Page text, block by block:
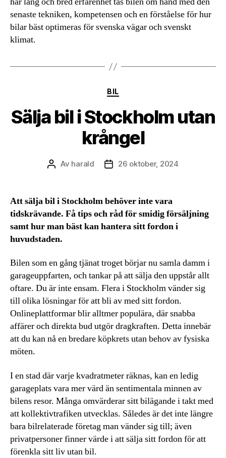
senaste tekniken, kompetensen och en förståelse för hur
bilar bäst optimeras för svenska vägar och svenskt
klimat.
Kategorier
BIL
Sälja bil i Stockholm utan
krångel
Inläggsförfattare
Av harald Inläggsdatum
26 oktober, 2024
Att sälja bil i Stockholm behöver inte vara
tidskrävande. Få tips och råd för smidig försäljning
samt hur man bäst kan hantera sitt fordon i
huvudstaden.
Bilen som en gång tjänat troget börjar nu samla damm i
garageuppfarten, och tankar på att sälja den uppstår allt
oftare. Du är inte ensam. Flera i Stockholm vänder sig
till olika lösningar för att bli av med sitt fordon.
Onlineplattformar blir alltmer populära, där snabba
affärer och direkta bud utgör dragkraften. Detta innebär
att du kan nå en bredare köpkrets utan behov av fysiska
möten.
I en stad där varje kvadratmeter räknas, kan en ledig
garageplats vara mer värd än sentimentala minnen av
bilens resor. Många omvärderar sitt bilägande i takt med
att kollektivtrafiken utvecklas. Således är det inte längre
bara bilrelaterade företag man vänder sig till; även
privatpersoner finner värde i att sälja sitt fordon för att
förenkla sitt liv utan bil.